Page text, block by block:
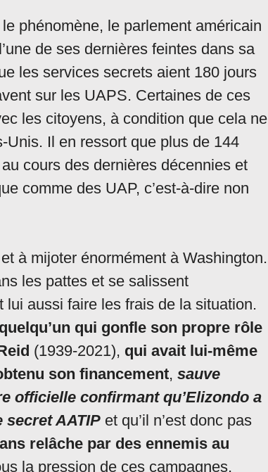
phénomène, le parlement américain
de ses dernières feintes dans sa
les services secrets aient 180 jours
sur les UAPS. Certaines de ces
les citoyens, à condition que cela ne
Il en ressort que plus de 144
cours des dernières décennies et
comme des UAP, c’est-à-dire non
à mijoter énormément à Washington.
les pattes et se salissent
aussi faire les frais de la situation.
qui gonfle son propre rôle
(1939-2021), qui avait lui-même
son financement, sauve
officielle confirmant qu’Elizondo a
AATIP et qu’il n’est donc pas
relâche par des ennemis au
la pression de ces campagnes,